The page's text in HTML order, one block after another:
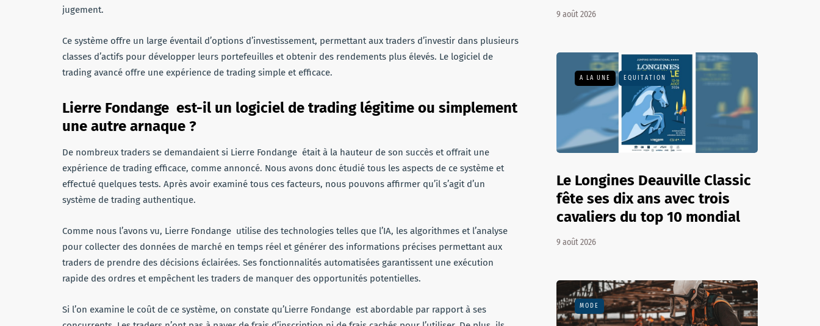
jugement.
Ce système offre un large éventail d’options d’investissement, permettant aux traders d’investir dans plusieurs
classes d’actifs pour développer leurs portefeuilles et obtenir des rendements plus élevés. Le logiciel de
trading avancé offre une expérience de trading simple et efficace.
Lierre Fondange est-il un logiciel de trading légitime ou simplement
une autre arnaque ?
De nombreux traders se demandaient si Lierre Fondange était à la hauteur de son succès et offrait une
expérience de trading efficace, comme annoncé. Nous avons donc étudié tous les aspects de ce système et
effectué quelques tests. Après avoir examiné tous ces facteurs, nous pouvons affirmer qu’il s’agit d’un
système de trading authentique.
Comme nous l’avons vu, Lierre Fondange utilise des technologies telles que l’IA, les algorithmes et l’analyse
pour collecter des données de marché en temps réel et générer des informations précises permettant aux
traders de prendre des décisions éclairées. Ses fonctionnalités automatisées garantissent une exécution
rapide des ordres et empêchent les traders de manquer des opportunités potentielles.
Si l’on examine le coût de ce système, on constate qu’Lierre Fondange est abordable par rapport à ses
9 août 2026
A LA UNE EQUITATION
Le Longines Deauville Classic
fête ses dix ans avec trois
cavaliers du top 10 mondial
9 août 2026
MODE